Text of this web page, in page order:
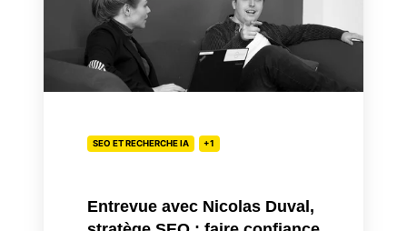
stratège
SEO
:
confiance
algorithme
imparfait
SEO ET RECHERCHE IA +1
Entrevue avec Nicolas Duval,